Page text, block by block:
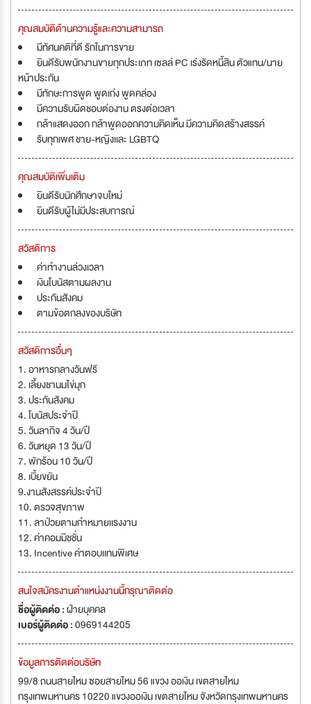
คุณสมบัติด้านความรู้และความสามารถ
มีทัศนคติที่ดี รักในการขาย
ยินดีรับพนักงานขายทุกประเภท เซลล์ PC เร่งรัดหนี้สิน ตัวแทน/นาย
หน้าประกัน
มีทักษะการพูด พูดเก่ง พูดคล่อง
มีความรับผิดชอบต่องาน ตรงต่อเวลา
กล้าแสดงออก กล้าพูดออกความคิดเห็น มีความคิดสร้างสรรค์
รับทุกเพศ ชาย-หญิงเเละ LGBTQ
คุณสมบัติเพิ่มเติม
ยินดีรับนักศึกษาจบใหม่
ยินดีรับผู้ไม่มีประสบการณ์
สวัสดิการ
ค่าทำงานล่วงเวลา
เงินโบนัสตามผลงาน
ประกันสังคม
ตามข้อตกลงของบริษัท
สวัสดิการอื่นๆ
1. อาหารกลางวันฟรี
2. เลี้ยงชานมไข่มุก
3. ประกันสังคม
4. โบนัสประจำปี
5. วันลากิจ 4 วัน/ปี
6. วันหยุด 13 วัน/ปี
7. พักร้อน 10 วัน/ปี
8. เบี้ยขยัน
9.งานสังสรรค์ประจำปี
10. ตรวจสุขภาพ
11. ลาป่วยตามกำหมายเเรงงาน
12. ค่าคอมมิชชั่น
13. Incentive ค่าตอบเเทนพิเศษ
สนใจสมัครงานตำแหน่งงานนี้กรุณาติดต่อ
ชื่อผู้ติดต่อ :ฝ่ายบุคคล
เบอร์ผู้ติดต่อ :0969144205
ข้อมูลการติดต่อบริษัท
99/8 ถนนสายไหม ซอยสายไหม 56 แขวง ออเงิน เขตสายไหม
กรุงเทพมหานคร 10220 แขวงออเงิน เขตสายไหม จังหวัดกรุงเทพมหานคร